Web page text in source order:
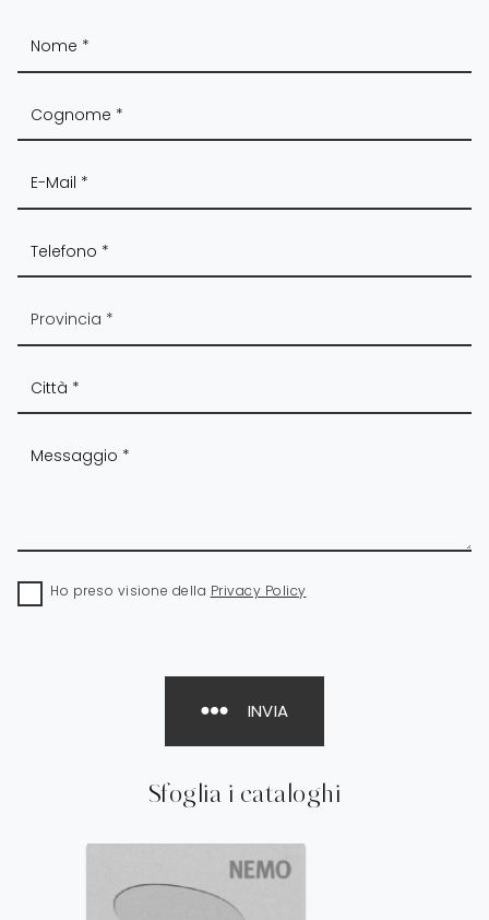
Sfoglia i cataloghi
Ho preso visione della Privacy Policy
INVIA